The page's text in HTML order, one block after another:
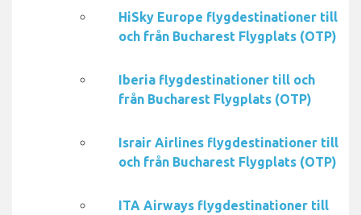
HiSky Europe flygdestinationer till
och från Bucharest Flygplats (OTP)
Iberia flygdestinationer till och
från Bucharest Flygplats (OTP)
Israir Airlines flygdestinationer till
och från Bucharest Flygplats (OTP)
ITA Airways flygdestinationer till